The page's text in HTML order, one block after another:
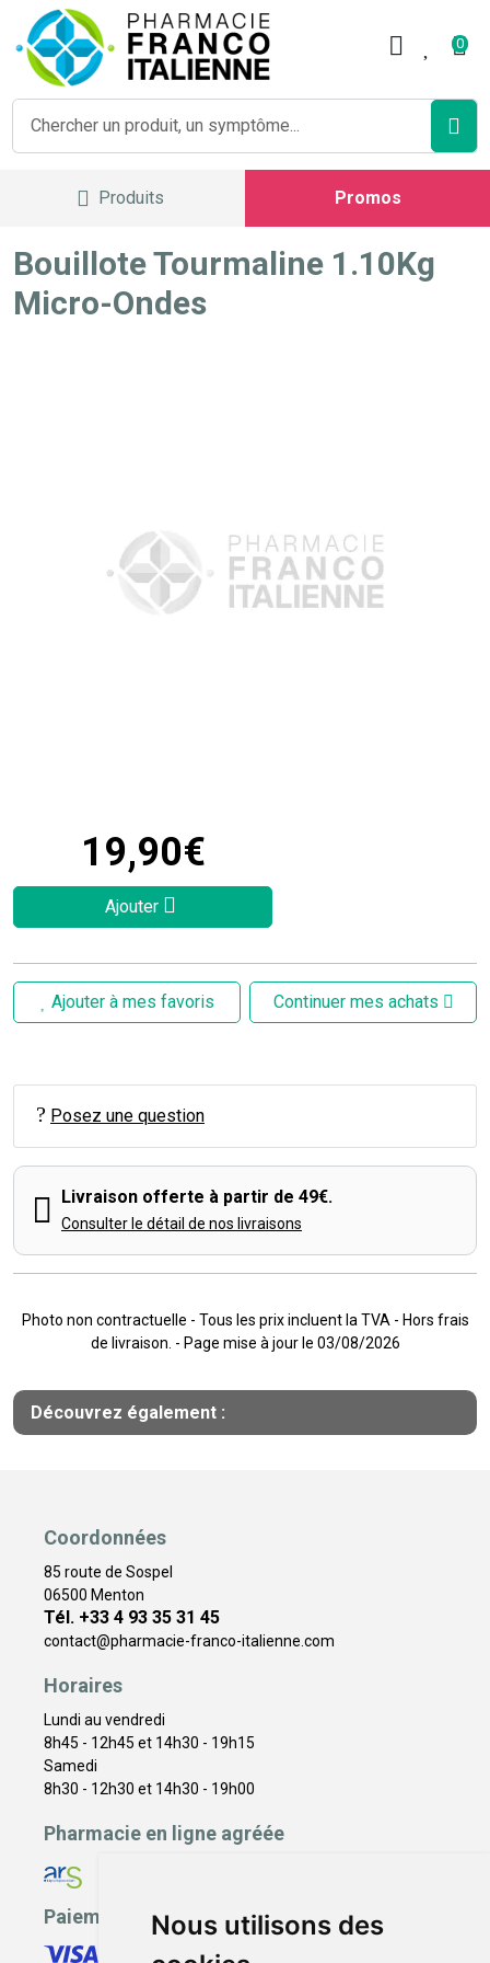
Nous utilisons des
0
Produits Promos
Bouillote Tourmaline 1.10Kg
Micro-Ondes
19,90€
Ajouter
Ajouter à mes favoris Continuer mes achats
Posez une question
Livraison offerte à partir de 49€.
Consulter le détail de nos livraisons
Photo non contractuelle - Tous les prix incluent la TVA - Hors frais
de livraison. - Page mise à jour le 03/08/2026
Découvrez également :
Coordonnées
85 route de Sospel
06500 Menton
Tél. +33 4 93 35 31 45
contact@pharmacie-franco-italienne.com
Horaires
Lundi au vendredi
8h45 - 12h45 et 14h30 - 19h15
Samedi
8h30 - 12h30 et 14h30 - 19h00
Pharmacie en ligne agréée
Paiement sécurisé